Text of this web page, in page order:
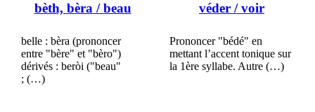
bèth, bèra / beau
belle : bèra (prononcer
entre "bère" et "bèro")
dérivés : beròi ("beau"
; (…)
véder / voir
Prononcer "bédé" en
mettant l’accent tonique sur
la 1ère syllabe. Autre (…)